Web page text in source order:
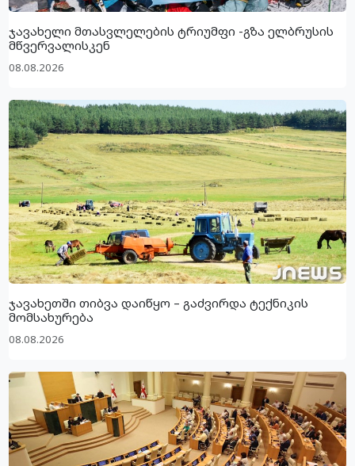
ჯავახელი მთასვლელების ტრიუმფი -გზა ელბრუსის
მწვერვალისკენ
08.08.2026
ჯავახეთში თიბვა დაიწყო – გაძვირდა ტექნიკის
მომსახურება
08.08.2026